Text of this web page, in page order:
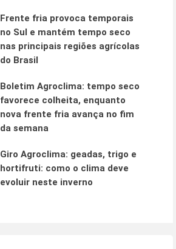
Frente fria provoca temporais
no Sul e mantém tempo seco
nas principais regiões agrícolas
do Brasil
Boletim Agroclima: tempo seco
favorece colheita, enquanto
nova frente fria avança no fim
da semana
Giro Agroclima: geadas, trigo e
hortifruti: como o clima deve
evoluir neste inverno